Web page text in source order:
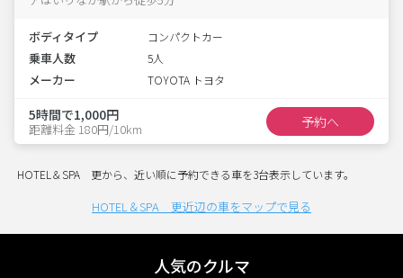
ボディタイプ コンパクトカー
乗車人数 5人
メーカー TOYOTA トヨタ
5時間で1,000円
距離料金 180円/10km 予約へ
HOTEL＆SPA 更から、近い順に予約できる車を3台表示しています。
HOTEL＆SPA 更近辺の車をマップで見る
人気のクルマ